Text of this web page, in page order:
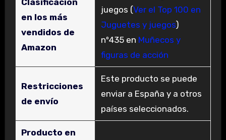
en los más
vendidos de
Amazon
juegos (Ver el Top 100 en
Juguetes y juegos)
nº435 en Muñecos y
figuras de acción
Restricciones
de envío
Este producto se puede
enviar a España y a otros
países seleccionados.
Producto en